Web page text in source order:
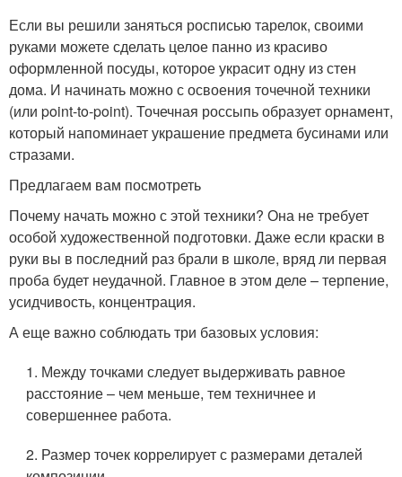
Если вы решили заняться росписью тарелок, своими
руками можете сделать целое панно из красиво
оформленной посуды, которое украсит одну из стен
дома. И начинать можно с освоения точечной техники
(или point-to-point). Точечная россыпь образует орнамент,
который напоминает украшение предмета бусинами или
стразами.
Предлагаем вам посмотреть
Почему начать можно с этой техники? Она не требует
особой художественной подготовки. Даже если краски в
руки вы в последний раз брали в школе, вряд ли первая
проба будет неудачной. Главное в этом деле – терпение,
усидчивость, концентрация.
А еще важно соблюдать три базовых условия:
1. Между точками следует выдерживать равное
расстояние – чем меньше, тем техничнее и
совершеннее работа.
2. Размер точек коррелирует с размерами деталей